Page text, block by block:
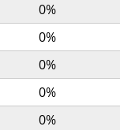
0%
0%
0%
0%
0%